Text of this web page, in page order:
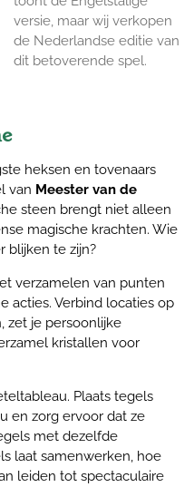
versie, maar wij verkopen
de Nederlandse editie van
dit betoverende spel.
heksen en tovenaars
van Meester van de
steen brengt niet alleen
magische krachten. Wie
blijken te zijn?
verzamelen van punten
acties. Verbind locaties op
zet je persoonlijke
kristallen voor
Plaats tegels
en zorg ervoor dat ze
met dezelfde
laat samenwerken, hoe
leiden tot spectaculaire